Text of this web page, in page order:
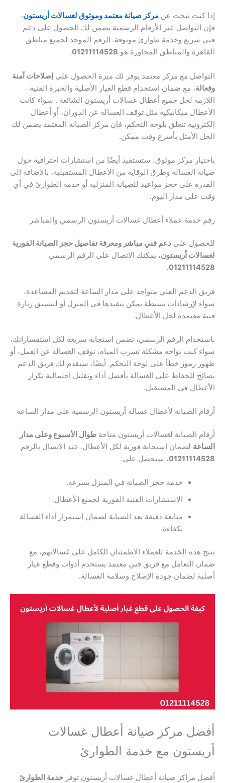
إذا كنت تبحث عن مركز صيانة معتمد وموثوق لغسالات أريستون،
فإن التواصل عبر الأرقام الرسمية يضمن لك الحصول على دعم
فني سريع وخدمة طوارئ موثوقة. الرقم الموحد لجميع مناطق
القاهرة والمناطق المجاورة هو 01211114528
.
التواصل مع مركز معتمد يوفر لك ميزة الحصول على إصلاحات آمنة
وفعالة، مع ضمان استخدام قطع الغيار الأصلية والخبرة الفنية
اللازمة لحل جميع أعطال غسالات أريستون الشائعة . سواء كانت
الأعطال ميكانيكية مثل توقف الغسالة عن الدوران، أو أعطال
إلكترونية تتعلق بلوحة التحكم، فإن مركز الصيانة المعتمد يضمن لك
الحل الأمثل بأسرع وقت ممكن.
باختيار مركز موثوق، ستستفيد أيضًا من استشارات احترافية حول
صيانة الغسالة وطرق الوقاية من الأعطال المستقبلية، بالإضافة إلى
القدرة على حجز مواعيد للصيانة المنزلية أو خدمة الطوارئ في أي
وقت على مدار اليوم.
رقم خدمة عملاء أعطال غسالات أريستون الرسمي والمباشر
للحصول على دعم فني مباشر ومعرفة تفاصيل حجز الصيانة الفورية
لغسالات أريستون، يمكنك الاتصال على الرقم الرسمي
01211114528
.
فريق الدعم الفني متواجد على مدار الساعة لتقديم المساعدة،
سواء لإرشادات بسيطة يمكن تنفيذها في المنزل أو لتنسيق زيارة
فنية معتمدة لحل الأعطال.
باستخدام الرقم الرسمي، تضمن استجابة سريعة لكل استفساراتك،
سواء كنت تواجه مشكلة تسرب المياه، توقف الغسالة عن العمل، أو
ظهور رموز خطأ على لوحة التحكم. أيضًا، سيقدم لك فريق الدعم
نصائح للحفاظ على الغسالة بأفضل أداء وتقليل احتمالية تكرار
الأعطال في المستقبل.
أرقام الصيانة لأعطال غسالة أريستون الرسمية على مدار الساعة
أرقام الصيانة لغسالات أريستون متاحة طوال الأسبوع وعلى مدار
الساعة لضمان استجابة فورية لكل الأعطال. عند الاتصال بالرقم
01211114528، ستحصل على:
خدمة حجز الصيانة في المنزل بسرعة.
الاستشارات الفنية الفورية لجميع الأعطال.
متابعة دقيقة بعد الصيانة لضمان استمرار أداء الغسالة
بكفاءة.
تتيح هذه الخدمة للعملاء الاطمئنان الكامل على غسالاتهم، مع
ضمان التعامل مع فريق فني معتمد يستخدم أدوات وقطع غيار
أصلية لضمان جودة الإصلاح وسلامة الغسالة.
أفضل مركز صيانة أعطال غسالات
أريستون مع خدمة الطوارئ
أفضل مراكز صيانة أعطال غسالات أريستون توفر خدمة الطوارئ